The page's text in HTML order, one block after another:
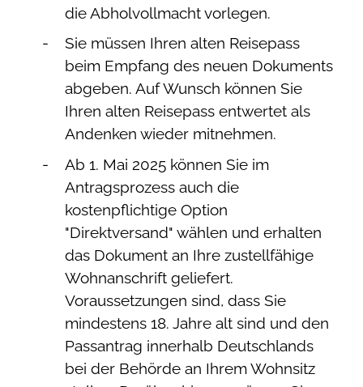
die Abholvollmacht vorlegen.
Sie müssen Ihren alten Reisepass
beim Empfang des neuen Dokuments
abgeben. Auf Wunsch können Sie
Ihren alten Reisepass entwertet als
Andenken wieder mitnehmen.
Ab 1. Mai 2025 können Sie im
Antragsprozess auch die
kostenpflichtige Option
"Direktversand" wählen und erhalten
das Dokument an Ihre zustellfähige
Wohnanschrift geliefert.
Voraussetzungen sind, dass Sie
mindestens 18. Jahre alt sind und den
Passantrag innerhalb Deutschlands
bei der Behörde an Ihrem Wohnsitz